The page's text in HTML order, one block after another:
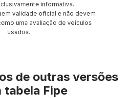
informativa.
validade oficial e não devem
uma avaliação de veículos
usados.
de outras versões
tabela Fipe